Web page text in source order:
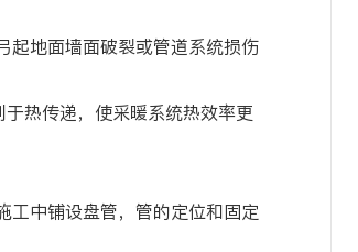
起地面墙面破裂或管道系统损伤
热传递，使采暖系统热效率更
工中铺设盘管，管的定位和固定